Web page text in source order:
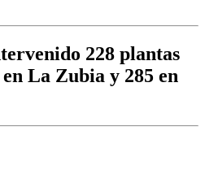
228 plantas
La Zubia y 285 en